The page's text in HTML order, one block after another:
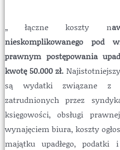
„ łączne koszty n
nieskomplikowanego pod
prawnym postępowania
kwotę 50.000 zł.
są wydatki związane z
zatrudnionych przez
księgowości, obsługi
wynajęciem biura, koszty
majątku upadłego, podatki